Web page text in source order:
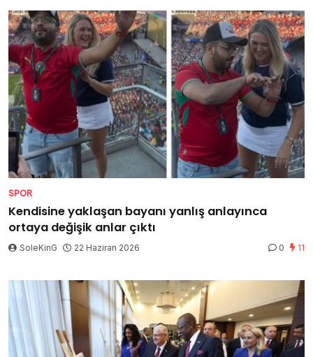
SPOR
Kendisine yaklaşan bayanı yanlış anlayınca
ortaya değişik anlar çıktı
SoleKinG 22 Haziran 2026 0 11